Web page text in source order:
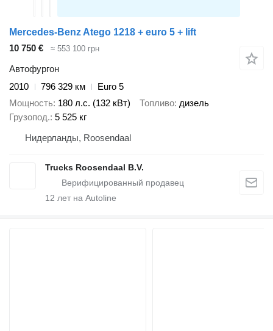
Mercedes-Benz Atego 1218 + euro 5 + lift
10 750 €
≈ 553 100 грн
Автофургон
2010
796 329 км
Euro 5
Мощность 180 л.с. (132 кВт) Топливо дизель
Грузопод. 5 525 кг
Нидерланды, Roosendaal
Trucks Roosendaal B.V.
12 лет на Autoline